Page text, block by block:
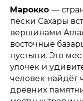
Марокко —
пески Сахары
вершинами
восточные
пустыни. Это
улочек и
человек найдёт
древних